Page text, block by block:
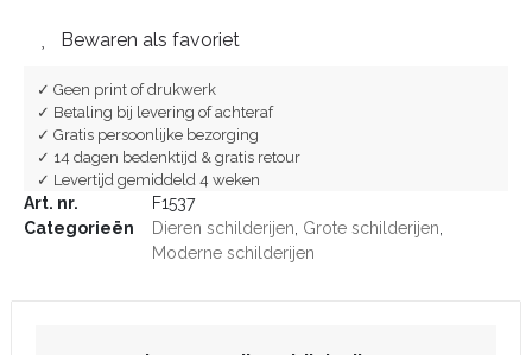
Bewaren als favoriet
✓ Geen print of drukwerk
✓ Betaling bij levering of achteraf
✓ Gratis persoonlijke bezorging
✓ 14 dagen bedenktijd & gratis retour
✓ Levertijd gemiddeld 4 weken
Art. nr.
F1537
Categorieën
Dieren schilderijen Grote schilderijen
Moderne schilderijen